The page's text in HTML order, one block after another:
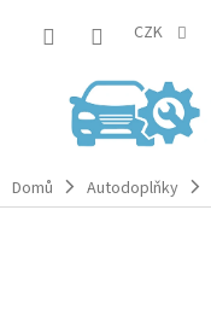
CZK
Domů Autodoplňky